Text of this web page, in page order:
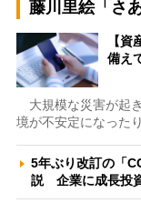
藤川里絵「さ
【
備え
大規模な災害が起
境が不安定になった
5年ぶり改訂の「
説 企業に成長投